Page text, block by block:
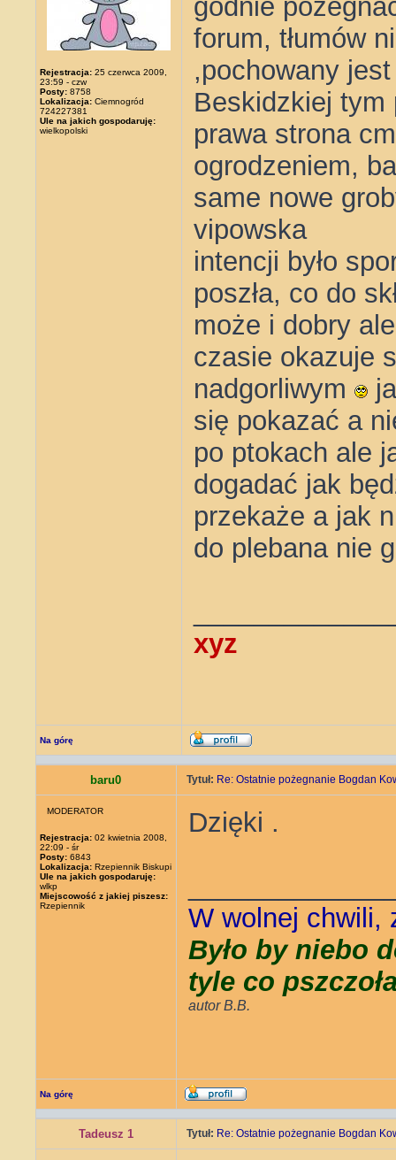
Rejestracja: 25 czerwca 2009,
23:59 - czw
Posty: 8758
Lokalizacja: Ciemnogród
724227381
Ule na jakich gospodaruję:
wielkopolski
godnie
forum, tłumów
,pochowany
Beskidzkiej tym
prawa strona
ogrodzeniem,
same nowe
vipowska
intencji było
poszła, co do
może i dobry
czasie okazuje
nadgorliwym
się pokazać a
po ptokach ale
dogadać jak
przekaże a jak
do plebana nie
xyz
Na górę
baru0 Tytuł: Re: Ostatnie pożegnanie Bogdan
MODERATOR
Rejestracja: 02 kwietnia 2008,
22:09 - śr
Posty: 6843
Lokalizacja: Rzepiennik Biskupi
Ule na jakich gospodaruję:
wlkp
Miejscowość z jakiej piszesz:
Rzepiennik
Dzięki .
W wolnej chwili,
Było by niebo
tyle co
autor B.B.
Na górę
Tadeusz 1 Tytuł: Re: Ostatnie pożegnanie Bogdan